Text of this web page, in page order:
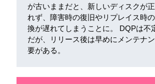
が古いままだと、新しいディスクが
れず、障害時の復旧やリプレイス時
換が遅れてしまうことに。 DQPは不
だが、リリース後は早めにメンテナ
要がある。